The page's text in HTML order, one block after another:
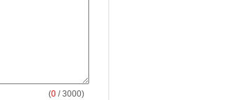
(0 / 3000)